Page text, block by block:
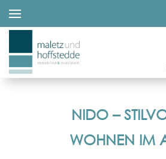
NIDO –
WOHNEN IM